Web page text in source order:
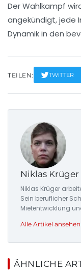
DerWahlkampf
angekündigt, jede
Dynamik in den
TEILEN: TWITTER
Niklas Krüger
Niklas Krüger
Sein beruflicher
Mietentwicklung
Alle Artikel
ÄHNLICHE